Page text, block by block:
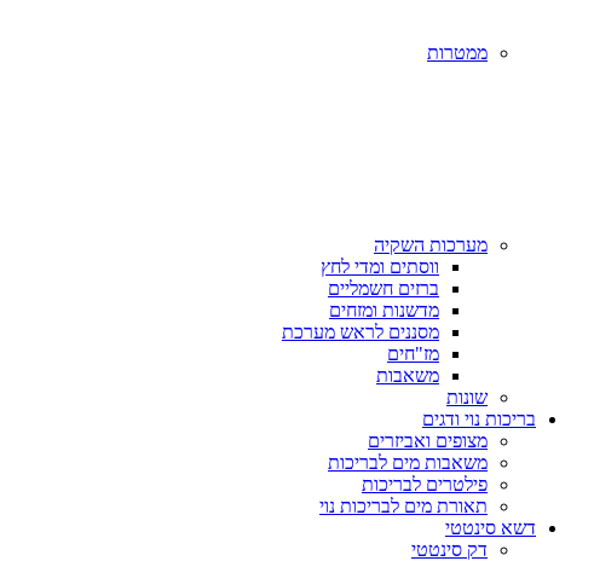
ממטרות
מערכות השקיה
ווסתים ומדי לחץ
ברזים חשמליים
מדשנות ומזחים
מסננים לראש מערכת
מז"חים
משאבות
שונות
בריכות נוי ודגים
מצופים ואביזרים
משאבות מים לבריכות
פילטרים לבריכות
תאורת מים לבריכות נוי
דשא סינטטי
דק סינטטי